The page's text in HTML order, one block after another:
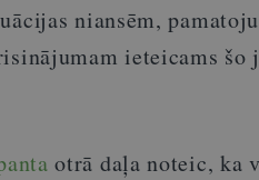
niansēm,
ieteicams
otrā daļa noteic, ka